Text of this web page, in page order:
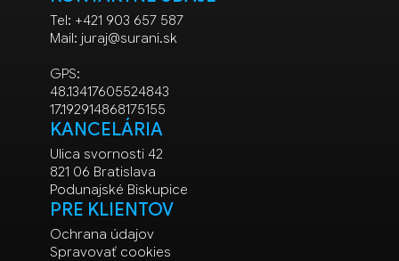
Tel: +421 903 657 587
Mail: juraj@surani.sk
GPS:
48.13417605524843
17.192914868175155
KANCELÁRIA
Ulica svornosti 42
821 06 Bratislava
Podunajské Biskupice
PRE KLIENTOV
Ochrana údajov
Spravovať cookies